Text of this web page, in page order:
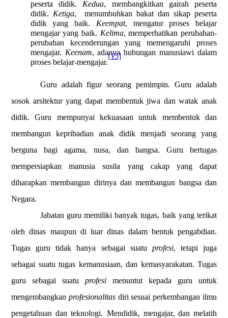
peserta didik. Kedua, membangkitkan gairah peserta
didik. Ketiga,
menumbuhkan bakat dan sikap peserta
didik yang baik. Keempat, mengatur proses belajar
mengajar yang baik. Kelima, memperhatikan perubahan-
perubahan kecenderungan yang memengaruhi proses
mengajar. Keenam, adanya hubungan manusiawi dalam
proses belajar-mengajar.
[15]
Guru adalah figur seorang pemimpin. Guru adalah
sosok arsitektur yang dapat membentuk jiwa dan watak anak
didik. Guru mempunyai kekuasaan untuk membentuk dan
membangun kepribadian anak didik menjadi seorang yang
berguna bagi agama, nusa, dan bangsa. Guru bertugas
mempersiapkan manusia susila yang cakap yang dapat
diharapkan membangun dirinya dan membangun bangsa dan
Negara.
Jabatan guru memiliki banyak tugas, baik yang terikat
oleh dinas maupun di luar dinas dalam bentuk pengabdian.
Tugas guru tidak hanya sebagai suatu profesi, tetapi juga
sebagai suatu tugas kemanusiaan, dan kemasyarakatan. Tugas
guru sebagai suatu profesi menuntut kepada guru untuk
mengembangkan profesionalitasdiri sesuai perkembangan ilmu
pengetahuan dan teknologi. Mendidik, mengajar, dan melatih